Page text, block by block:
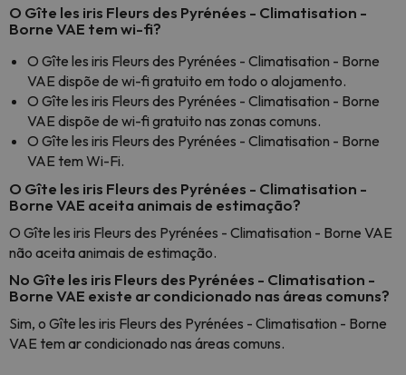
O Gîte les iris Fleurs des Pyrénées - Climatisation -
Borne VAE tem wi-fi?
O Gîte les iris Fleurs des Pyrénées - Climatisation - Borne
VAE dispõe de wi-fi gratuito em todo o alojamento.
O Gîte les iris Fleurs des Pyrénées - Climatisation - Borne
VAE dispõe de wi-fi gratuito nas zonas comuns.
O Gîte les iris Fleurs des Pyrénées - Climatisation - Borne
VAE tem Wi-Fi.
O Gîte les iris Fleurs des Pyrénées - Climatisation -
Borne VAE aceita animais de estimação?
O Gîte les iris Fleurs des Pyrénées - Climatisation - Borne VAE
não aceita animais de estimação.
No Gîte les iris Fleurs des Pyrénées - Climatisation -
Borne VAE existe ar condicionado nas áreas comuns?
Sim, o Gîte les iris Fleurs des Pyrénées - Climatisation - Borne
VAE tem ar condicionado nas áreas comuns.